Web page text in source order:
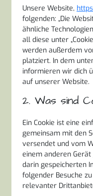
Unsere Website,
folgenden: „Die
ähnliche
all diese unter
werden außerdem
platziert. In dem
informieren wir dich
auf unserer Website.
2. Was sind
Ein Cookie ist eine
gemeinsam mit den
versendet und vom
einem anderen
darin gespeicherten
folgender Besuche
relevanter